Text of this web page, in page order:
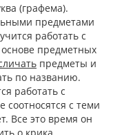
(графема).
предметами
работать с
предметных
предметы и
по названию.
работать с
соотносятся с теми
Все это время он